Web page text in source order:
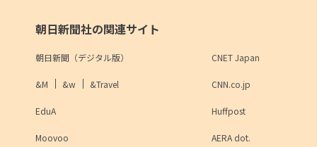
朝日新聞社の関連サイト
朝日新聞（デジタル版）
&M &w &Travel
EduA
Moovoo
CNET Japan
CNN.co.jp
Huffpost
AERA dot.